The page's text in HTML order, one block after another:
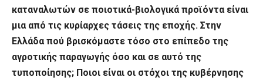
καταναλωτών σε ποιοτικά-βιολογικά προϊόντα είναι
μια από τις κυρίαρχες τάσεις της εποχής. Στην
Ελλάδα πού βρισκόμαστε τόσο στο επίπεδο της
αγροτικής παραγωγής όσο και σε αυτό της
τυποποίησης; Ποιοι είναι οι στόχοι της κυβέρνησης